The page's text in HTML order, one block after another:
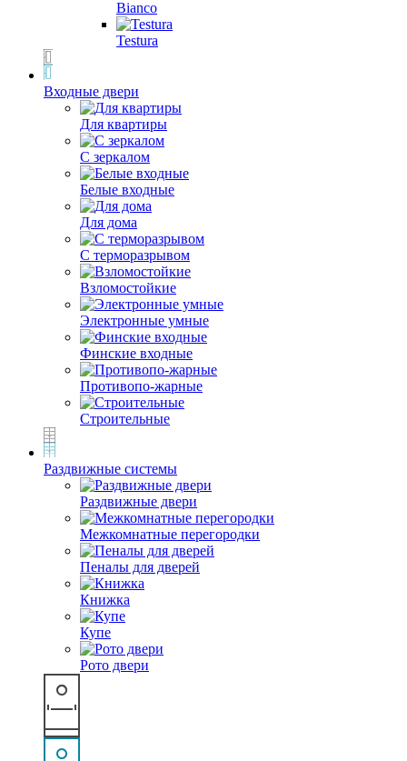
Bianco
Testura
Входные двери
Для квартиры
С зеркалом
Белые входные
Для дома
С терморазрывом
Взломостойкие
Электронные умные
Финские входные
Противопо-жарные
Строительные
Раздвижные системы
Раздвижные двери
Межкомнатные перегородки
Пеналы для дверей
Книжка
Купе
Рото двери